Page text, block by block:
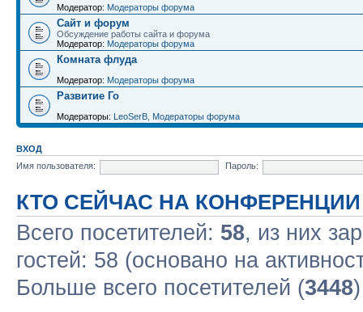
Модератор: Модераторы форума
Сайт и форум
Обсуждение работы сайта и форума
Модератор: Модераторы форума
Комната флуда
Модератор: Модераторы форума
Развитие Го
Модераторы: LeoSerB Модераторы форума
ВХОД
Имя пользователя:
Пароль:
КТО СЕЙЧАС НА КОНФЕРЕНЦИИ
Всего посетителей: 58, из них
гостей: 58 (основано на
Больше всего посетителей (3448